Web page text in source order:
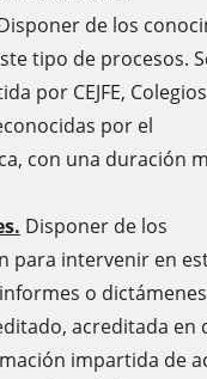
de los
tipo de procesos.
por CEJFE,
por el
con una duración
Disponer de los
para intervenir en
o
acreditada en
impartida de